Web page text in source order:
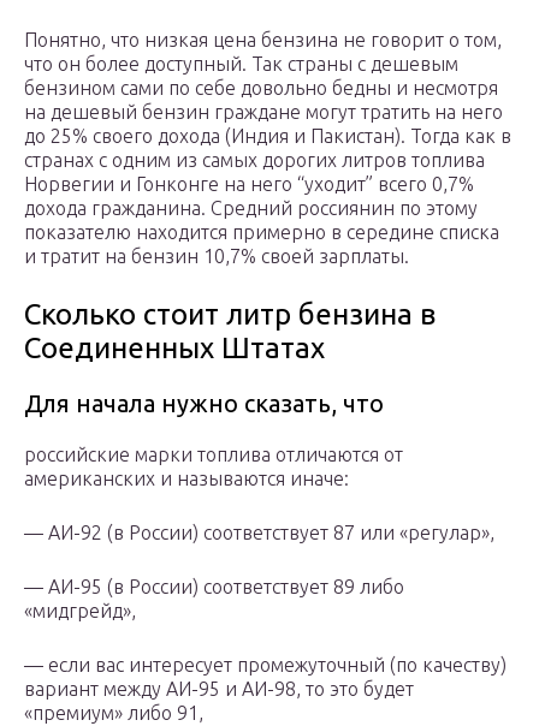
Понятно, что низкая цена бензина не говорит о том,
что он более доступный. Так страны с дешевым
бензином сами по себе довольно бедны и несмотря
на дешевый бензин граждане могут тратить на него
до 25% своего дохода (Индия и Пакистан). Тогда как в
странах с одним из самых дорогих литров топлива
Норвегии и Гонконге на него “уходит” всего 0,7%
дохода гражданина. Средний россиянин по этому
показателю находится примерно в середине списка
и тратит на бензин 10,7% своей зарплаты.
Сколько стоит литр бензина в
Соединенных Штатах
Для начала нужно сказать, что
российские марки топлива отличаются от
американских и называются иначе:
— АИ-92 (в России) соответствует 87 или «регулар»,
— АИ-95 (в России) соответствует 89 либо
«мидгрейд»,
— если вас интересует промежуточный (по качеству)
вариант между АИ-95 и АИ-98, то это будет
«премиум» либо 91,